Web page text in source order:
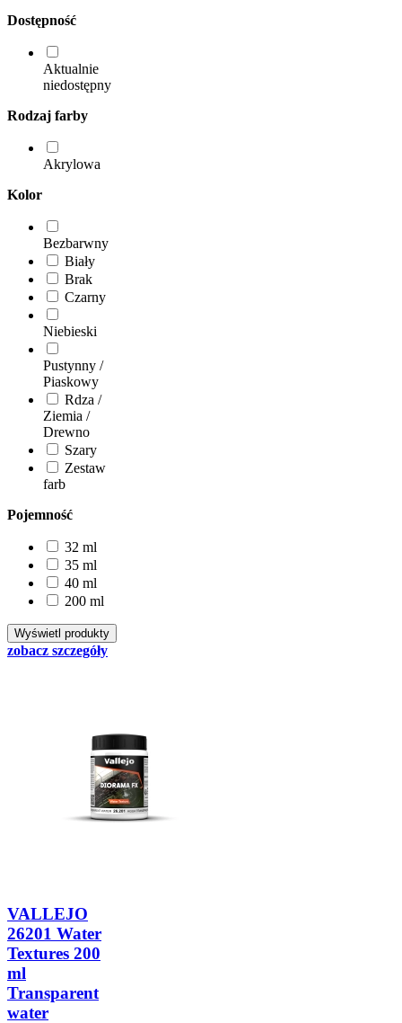
Dostępność
Aktualnie
niedostępny
Rodzaj farby
Akrylowa
Kolor
Bezbarwny
Biały
Brak
Czarny
Niebieski
Pustynny /
Piaskowy
Rdza /
Ziemia /
Drewno
Szary
Zestaw
farb
Pojemność
32 ml
35 ml
40 ml
200 ml
zobacz szczegóły
VALLEJO
26201 Water
Textures 200
ml
Transparent
water